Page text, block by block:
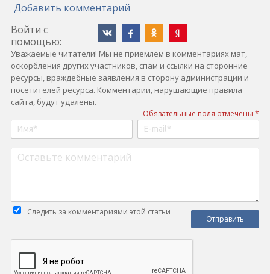
Добавить комментарий
Войти с
помощью:
Уважаемые читатели! Мы не приемлем в комментариях мат,
оскорбления других участников, спам и ссылки на сторонние
ресурсы, враждебные заявления в сторону администрации и
посетителей ресурса. Комментарии, нарушающие правила
сайта, будут удалены.
Обязательные поля отмечены *
Следить за комментариями этой статьи